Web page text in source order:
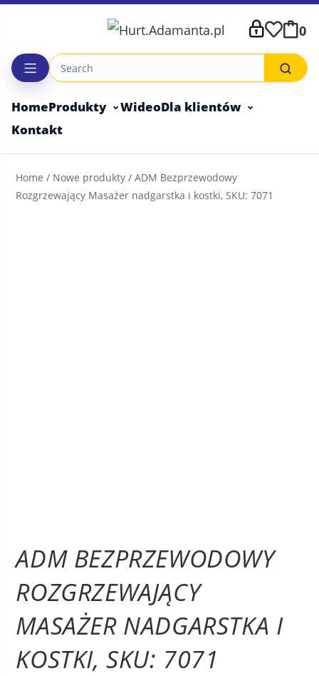
Skip
0
HomeProdukty WideoDla klientów
Kontakt
Home / Nowe produkty / ADM Bezprzewodowy
Rozgrzewający Masażer nadgarstka i kostki, SKU: 7071
ADM BEZPRZEWODOWY
ROZGRZEWAJĄCY
MASAŻER NADGARSTKA I
KOSTKI, SKU: 7071